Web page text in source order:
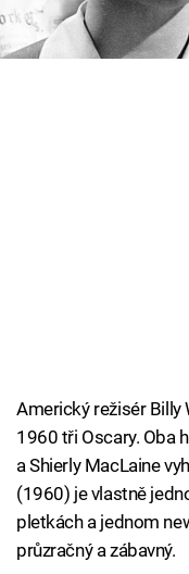
Cool Esport
žánru. Mrkněte na
Americký režisér Billy
1960 tři Oscary. Oba
a Shierly MacLaine
(1960) je vlastně
pletkách a jednom
průzračný a zábavný.